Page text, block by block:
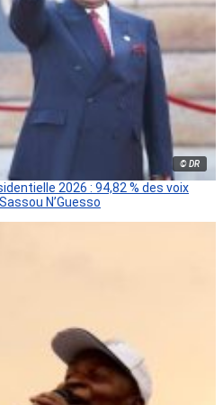
© DR
2026 : 94,82 % des voix
N’Guesso